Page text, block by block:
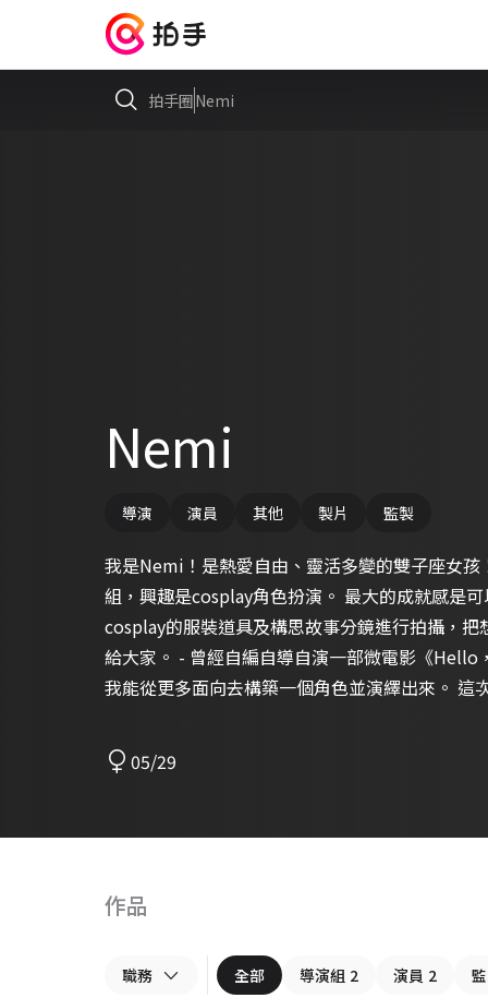
拍手圈Nemi
Nemi
導演 演員 其他 製片 監製
我是Nemi！是熱愛自由、靈活多變的雙子座女
組，興趣是cosplay角色扮演。 最大的成就感是
cosplay的服裝道具及構思故事分鏡進行拍攝，
給大家。 - 曾經自編自導自演一部微電影《Hello
我能從更多面向去構築一個角色並演繹出來。 這
師，也有經營podcast頻道，偶爾進行cosplay拍
品！ 請多多指教！
05/29
作品
職務 全部 導演組 2 演員 2